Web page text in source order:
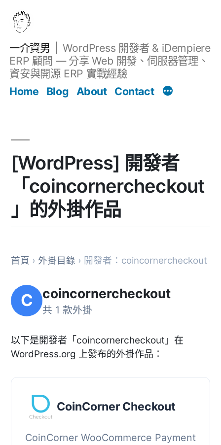
一介資男
WordPress 開發者 & iDempiere
ERP 顧問 — 分享 Web 開發、伺服器管理、
資安與開源 ERP 實戰經驗
Home
Blog About Contact
[WordPress] 開發者
「coincornercheckout
」的外掛作品
首頁 › 外掛目錄 › 開發者：coincornercheckout
C coincornercheckout
共 1 款外掛
以下是開發者「coincornercheckout」在
WordPress.org 上發布的外掛作品：
CoinCorner Checkout
CoinCorner WooCommerce Payment
文章 Filter